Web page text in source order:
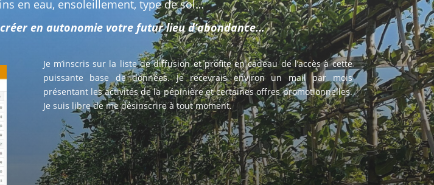
en eau, ensoleillement, type de sol…
en autonomie votre futur lieu d’abondance…
Je m’inscris sur la liste de diffusion et profite en cadeau de l’accès à cette
puissante base de données. Je recevrais environ un mail par mois
présentant les activités de la pépinière et certaines offres promotionnelles.
Je suis libre de me désinscrire à tout moment.